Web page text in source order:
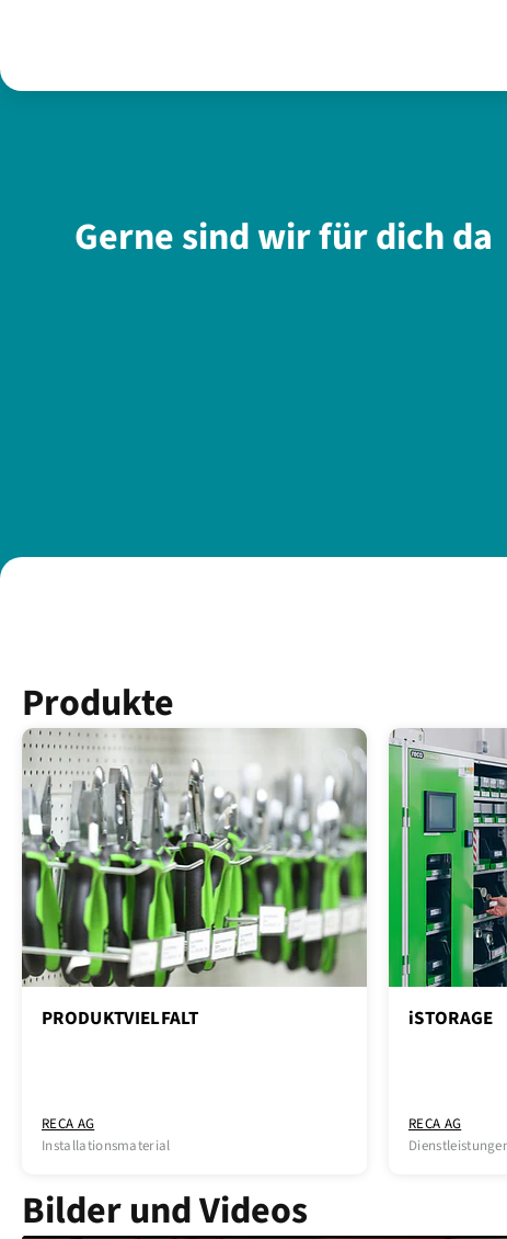
Gerne sind wir für dich da
PRODUKTVIELFALT
RECA AG
Installationsmaterial
iSTORAGE
RECA AG
Produkte
Bilder und Videos